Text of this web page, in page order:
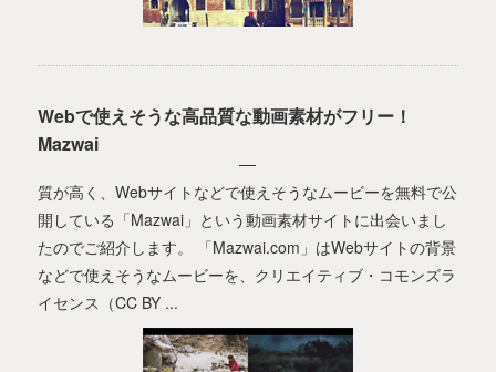
Webで使えそうな高品質な動画素材がフリー！
Mazwai
質が高く、Webサイトなどで使えそうなムービーを無料で公
開している「Mazwai」という動画素材サイトに出会いまし
たのでご紹介します。 「Mazwai.com」はWebサイトの背景
などで使えそうなムービーを、クリエイティブ・コモンズラ
イセンス（CC BY ...